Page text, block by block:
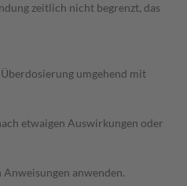
zeitlich nicht begrenzt, das
umgehend mit
etwaigen Auswirkungen oder
anwenden.